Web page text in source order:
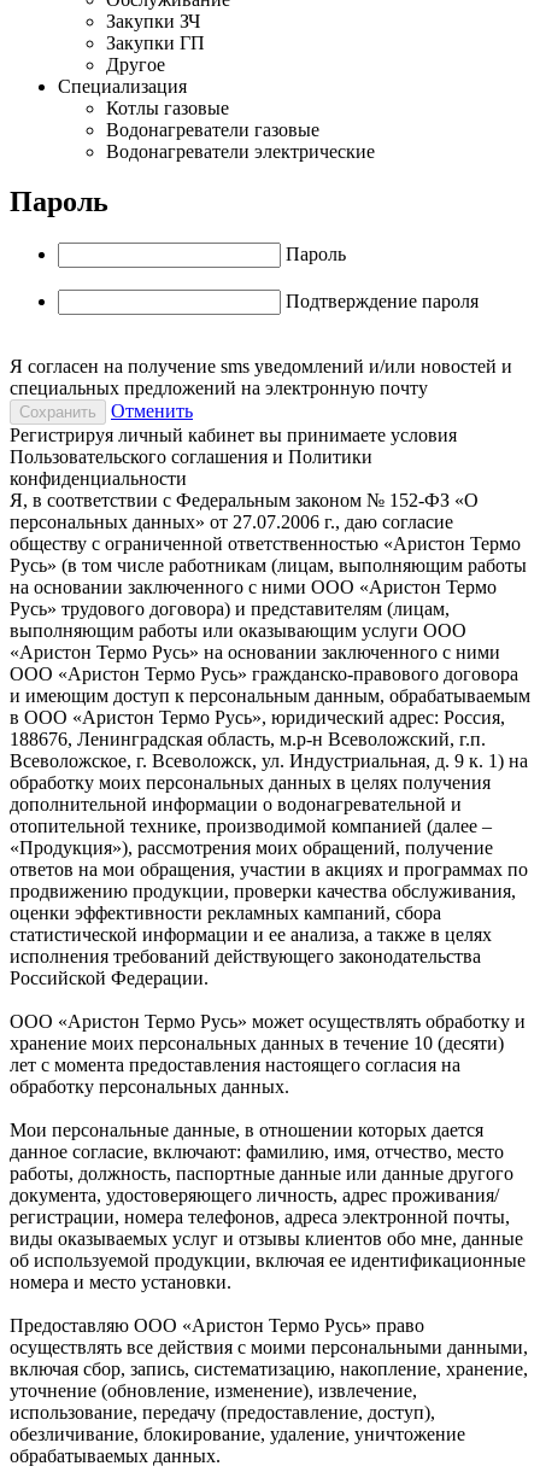
Закупки ЗЧ
Закупки ГП
Другое
Специализация
Котлы газовые
Водонагреватели газовые
Водонагреватели электрические
Пароль
Пароль
Подтверждение пароля
Я согласен на получение sms уведомлений и/или новостей и
специальных предложений на электронную почту
Отменить
Регистрируя личный кабинет вы принимаете условия
Пользовательского соглашения и Политики
конфиденциальности
Я, в соответствии с Федеральным законом № 152-ФЗ «О
персональных данных» от 27.07.2006 г., даю согласие
обществу с ограниченной ответственностью «Аристон Термо
Русь» (в том числе работникам (лицам, выполняющим работы
на основании заключенного с ними ООО «Аристон Термо
Русь» трудового договора) и представителям (лицам,
выполняющим работы или оказывающим услуги ООО
«Аристон Термо Русь» на основании заключенного с ними
ООО «Аристон Термо Русь» гражданско-правового договора
и имеющим доступ к персональным данным, обрабатываемым
в ООО «Аристон Термо Русь», юридический адрес: Россия,
188676, Ленинградская область, м.р-н Всеволожский, г.п.
Всеволожское, г. Всеволожск, ул. Индустриальная, д. 9 к. 1) на
обработку моих персональных данных в целях получения
дополнительной информации о водонагревательной и
отопительной технике, производимой компанией (далее –
«Продукция»), рассмотрения моих обращений, получение
ответов на мои обращения, участии в акциях и программах по
продвижению продукции, проверки качества обслуживания,
оценки эффективности рекламных кампаний, сбора
статистической информации и ее анализа, а также в целях
исполнения требований действующего законодательства
Российской Федерации.
ООО «Аристон Термо Русь» может осуществлять обработку и
хранение моих персональных данных в течение 10 (десяти)
лет с момента предоставления настоящего согласия на
обработку персональных данных.
Мои персональные данные, в отношении которых дается
данное согласие, включают: фамилию, имя, отчество, место
работы, должность, паспортные данные или данные другого
документа, удостоверяющего личность, адрес проживания/
регистрации, номера телефонов, адреса электронной почты,
виды оказываемых услуг и отзывы клиентов обо мне, данные
об используемой продукции, включая ее идентификационные
номера и место установки.
Предоставляю ООО «Аристон Термо Русь» право
осуществлять все действия с моими персональными данными,
включая сбор, запись, систематизацию, накопление, хранение,
уточнение (обновление, изменение), извлечение,
использование, передачу (предоставление, доступ),
обезличивание, блокирование, удаление, уничтожение
обрабатываемых данных.